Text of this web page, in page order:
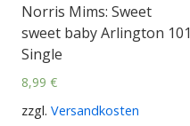
Norris Mims: Sweet
sweet baby Arlington 101
Single
8,99 €
zzgl. Versandkosten